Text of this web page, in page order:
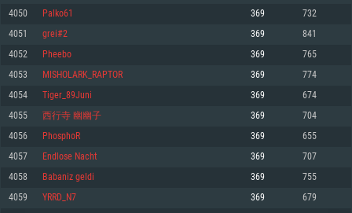
Mémoire: 4 GB
Carte graphique supportant DirectX 11: AMD Radeon 77XX / NVIDIA
GeForce GTX 660. La résolution minimale supportée par le jeu est de 720p
Connection: Connexion Internet à haut débit
Disque dur: 23.1 Go (client minimal)
Recommandée
pas supportés)
Mémoire: 6 GB
Carte graphique: Intel Iris Pro 5200 (Mac), ou analogue AMD/Nvidia. La
résolution minimale supportée par le jeu est de 720p.
Connection: Connexion Internet à haut débit
Disque dur: 62,2 Go (client minimal)
Recommandée
OS: Mac OS Big Sur 11.0 ou plus récent
Processeur: Core i7 (Les processeurs Intel Xeon ne sont pas supportés)
Mémoire: 8 GB
Mémoire: 4 GB
Carte graphique: NVIDIA 660 avec les derniers drivers (moins de 6 mois) /
de même pour AMD (La résolution minimale supportée par le jeu est de
720p)
Connection: Connexion Internet à haut débit
Disque dur: 62,2 Go (client minimal)
Recommandée
OS: Ubuntu 20.04 64bit
Processeur: Intel Core i7
Mémoire: 8 GB
4050 Palko61 369 732
4051 grei#2 369 841
4052 Pheebo 369 765
4053 MISHOLARK_RAPTOR 369 774
4054 Tiger_89Juni 369 674
4055 西行寺 幽幽子 369 704
4056 PhosphoR 369 655
4057 Endlose Nacht 369 707
4058 Babaniz geldi 369 755
4059 YRRD_N7 369 679